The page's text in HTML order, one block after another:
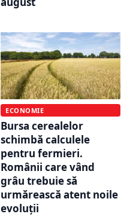
ECONOMIE
Bursa cerealelor
schimbă calculele
pentru fermieri.
Românii care vând
grâu trebuie să
urmărească atent noile
evoluții